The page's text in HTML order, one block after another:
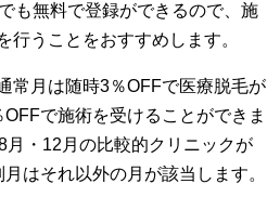
も無料で登録ができるので、施
行うことをおすすめします。
常月は随時3％OFFで医療脱毛が
で施術を受けることができま
・12月の比較的クリニックが
はそれ以外の月が該当します。